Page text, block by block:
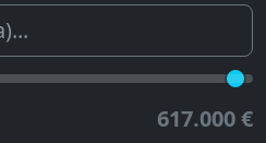
617.000 €